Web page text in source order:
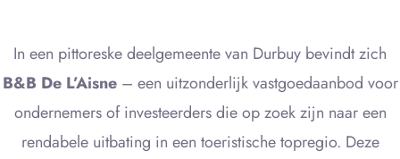
In een pittoreske deelgemeente van Durbuy bevindt zich
B&B De L’Aisne– een uitzonderlijk vastgoedaanbod voor
ondernemers of investeerders die op zoek zijn naar een
rendabele uitbating in een toeristische topregio. Deze